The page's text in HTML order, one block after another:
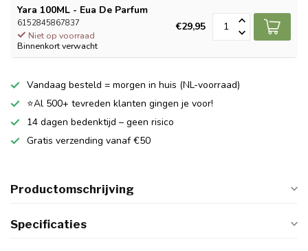
Yara 100ML - Eua De Parfum
6152845867837
Niet op voorraad
Binnenkort verwacht
€29,95
Vandaag besteld = morgen in huis (NL-voorraad)
⭐Al 500+ tevreden klanten gingen je voor!
14 dagen bedenktijd – geen risico
Gratis verzending vanaf €50
Productomschrijving
Specificaties